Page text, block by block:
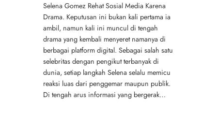
Selena Gomez Rehat Sosial Media Karena
Drama. Keputusan ini bukan kali pertama ia
ambil, namun kali ini muncul di tengah
drama yang kembali menyeret namanya di
berbagai platform digital. Sebagai salah satu
selebritas dengan pengikut terbanyak di
dunia, setiap langkah Selena selalu memicu
reaksi luas dari penggemar maupun publik.
Di tengah arus informasi yang bergerak…